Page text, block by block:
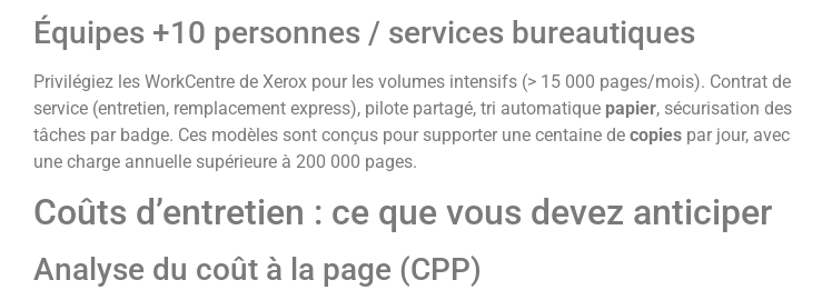
Équipes +10 personnes / services bureautiques
Privilégiez les WorkCentre de Xerox pour les volumes intensifs (> 15 000 pages/mois). Contrat de
service (entretien, remplacement express), pilote partagé, tri automatique papier, sécurisation des
tâches par badge. Ces modèles sont conçus pour supporter une centaine de copies par jour, avec
une charge annuelle supérieure à 200 000 pages.
Coûts d’entretien : ce que vous devez anticiper
Analyse du coût à la page (CPP)